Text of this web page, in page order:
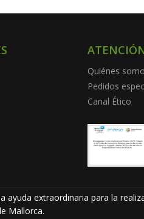
Quiénes
Pedidos
Canal Ético
ayuda extraordinaria para la
Mallorca.